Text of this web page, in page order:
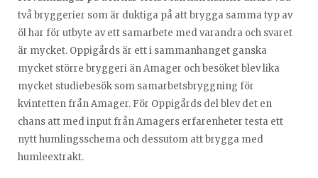
två bryggerier som är duktiga på att brygga samma typ av
öl har för utbyte av ett samarbete med varandra och svaret
är mycket. Oppigårds är ett i sammanhanget ganska
mycket större bryggeri än Amager och besöket blev lika
mycket studiebesök som samarbetsbryggning för
kvintetten från Amager. För Oppigårds del blev det en
chans att med input från Amagers erfarenheter testa ett
nytt humlingsschema och dessutom att brygga med
humleextrakt.